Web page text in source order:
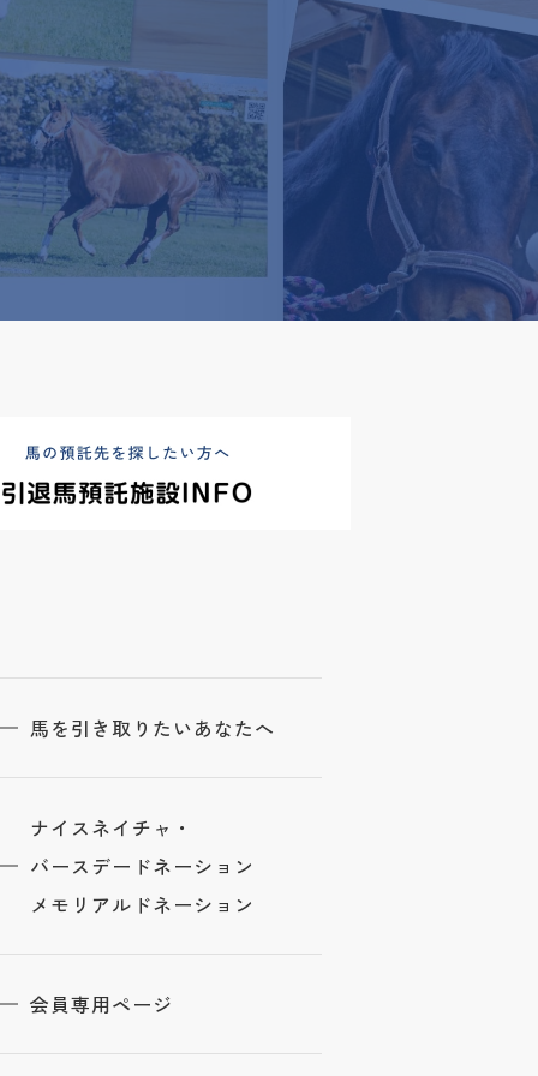
馬を引き取りたいあなたへ
ナイスネイチャ・
バースデードネーション
メモリアルドネーション
会員専用ページ